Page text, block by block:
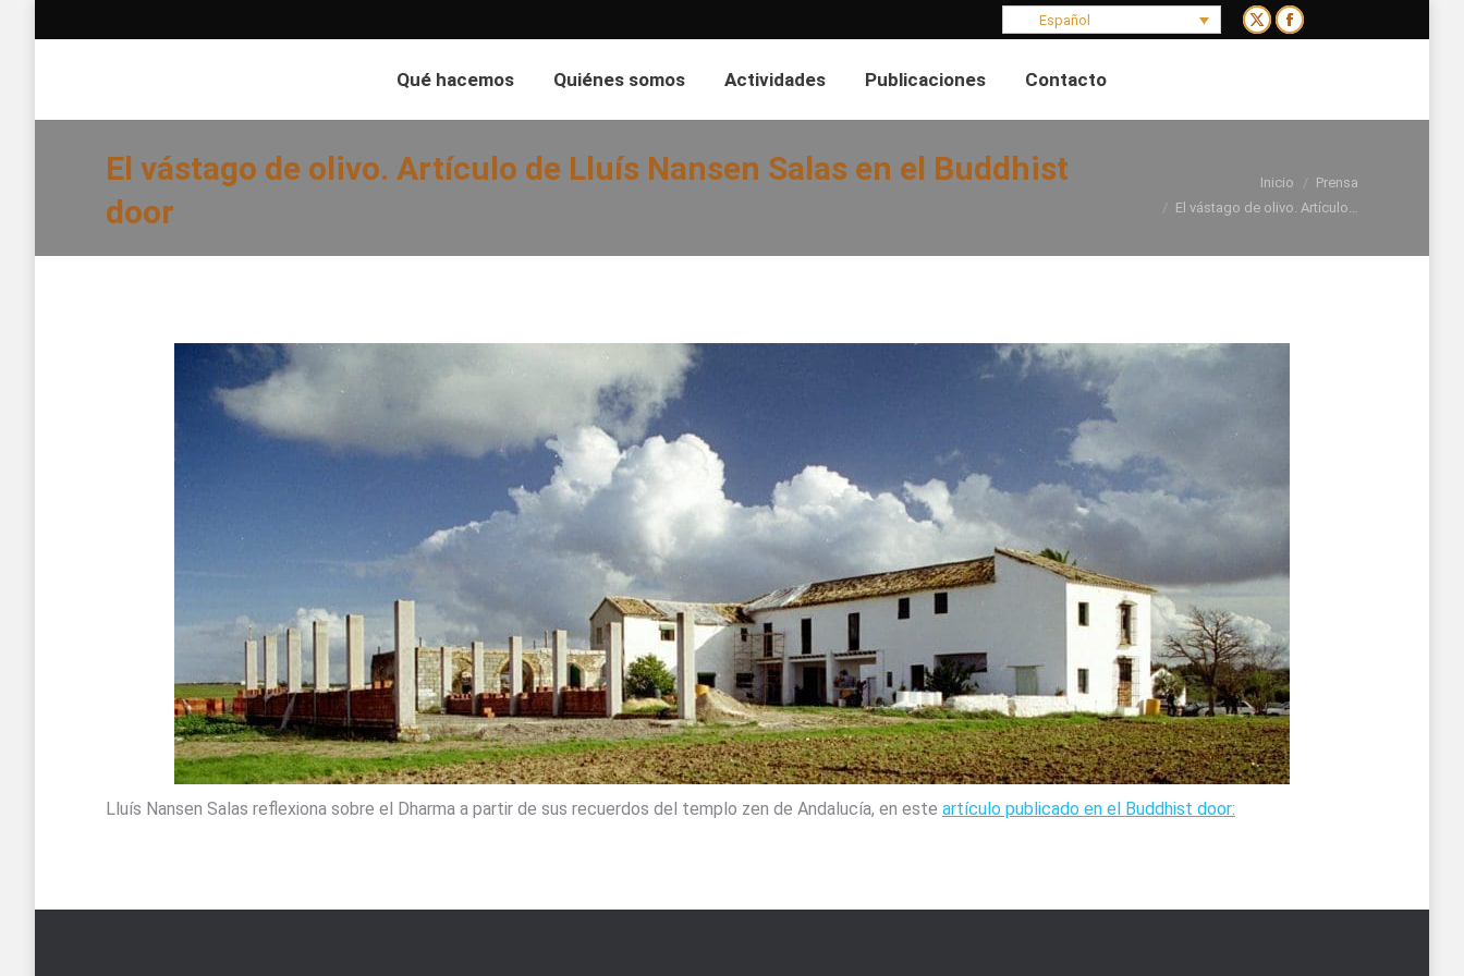
Español
X
in
window
Facebook
in
window
Qué hacemos Quiénes somos Actividades Publicaciones Contacto
El vástago de olivo. Artículo de Lluís Nansen Salas en el Buddhist
door
Inicio
Prensa
El vástago de olivo. Artículo…
Lluís Nansen Salas reflexiona sobre el Dharma a partir de sus recuerdos del templo zen de Andalucía, en este artículo publicado en el Buddhist door: